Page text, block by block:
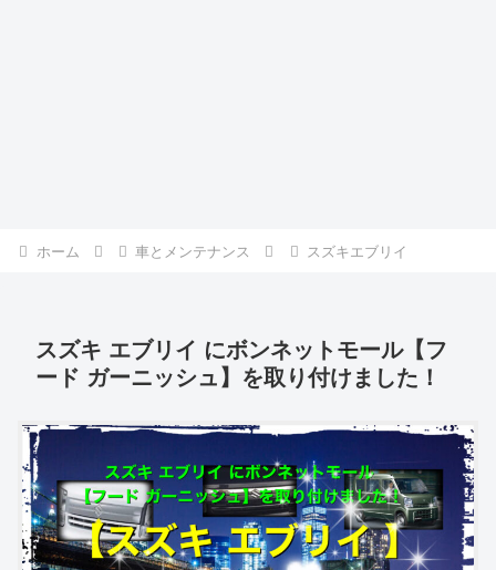
ホーム 車とメンテナンス スズキエブリイ
スズキ エブリイ にボンネットモール【フ
ード ガーニッシュ】を取り付けました！